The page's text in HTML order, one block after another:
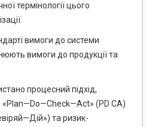
термінології цього
вимоги до системи
вимоги до продукції та
процесний підхід,
(PD CA)
та ризик-